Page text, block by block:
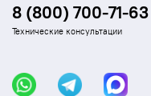
8 (800) 700-71-63
Технические консультации